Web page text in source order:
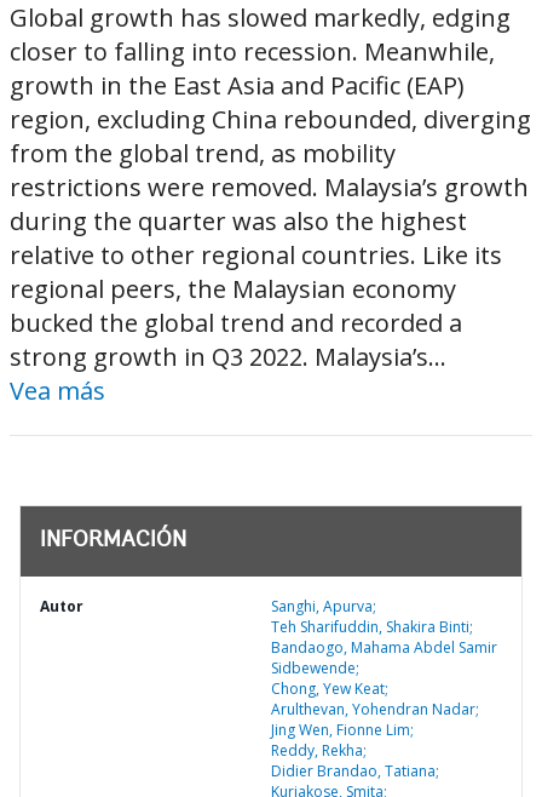
Global growth has slowed markedly, edging
closer to falling into recession. Meanwhile,
growth in the East Asia and Pacific (EAP)
region, excluding China rebounded, diverging
from the global trend, as mobility
restrictions were removed. Malaysia’s growth
during the quarter was also the highest
relative to other regional countries. Like its
regional peers, the Malaysian economy
bucked the global trend and recorded a
strong growth in Q3 2022. Malaysia’s...
Vea más
INFORMACIÓN
Autor
Sanghi, Apurva;
Teh Sharifuddin, Shakira Binti;
Bandaogo, Mahama Abdel Samir
Sidbewende;
Chong, Yew Keat;
Arulthevan, Yohendran Nadar;
Jing Wen, Fionne Lim;
Reddy, Rekha;
Didier Brandao, Tatiana;
Kuriakose, Smita;